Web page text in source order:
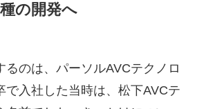
の開発へ
るのは、パーソルAVCテクノロ
で入社した当時は、松下AVCテ